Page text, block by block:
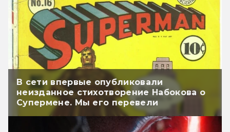
В сети впервые опубликовали
неизданное стихотворение Набокова о
Супермене. Мы его перевели